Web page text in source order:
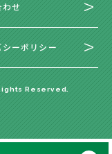
わせ
ーポリシー
Reserved.